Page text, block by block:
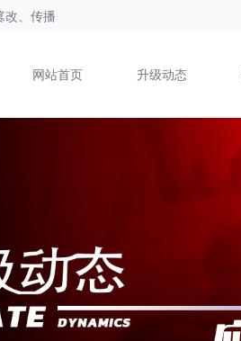
改、传播
网站首页 升级动态